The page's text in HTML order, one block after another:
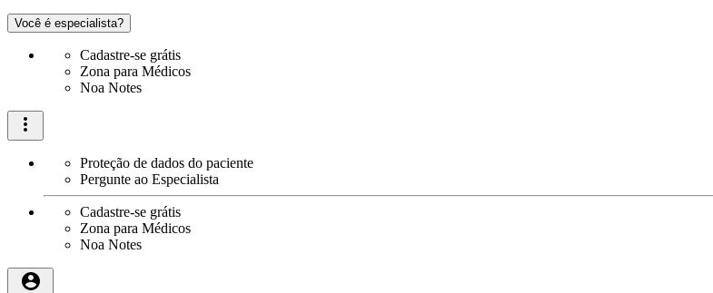
Você é especialista?
Cadastre-se grátis
Zona para Médicos
Noa Notes
Proteção de dados do paciente
Pergunte ao Especialista
Cadastre-se grátis
Zona para Médicos
Noa Notes